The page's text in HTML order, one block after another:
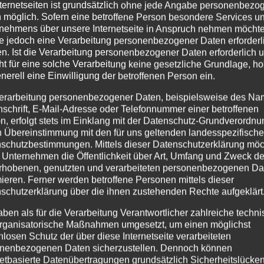
befristet.
warten auf Sie:
Anmeldungen für Amtshandlungen entgegen, bereiten
und Dimissoriale vor und verarbeiten die Daten im
Plan für Gottesdienste und Musikalische Vespern
Küster- und Lektoren-Teams.
Liedzettel, Plakate und gestalten den Schaukasten.
nehmen Sie Telefonate entgegen, öffnen und
Mails.
digitalen Veranstaltungs- und Raumnutzungskalender.
für Raumvermietungen.
und beschaffen Büromaterial und gottesdienstliche
uns:
ist grundsätzlich ohne jede Angabe
möglich. Sofern eine betroffene Person besondere Services
über unsere Internetseite in Anspruch nehmen
jedoch eine Verarbeitung personenbezogener Daten
Ist die Verarbeitung personenbezogener Daten erforderlich
für eine solche Verarbeitung keine gesetzliche Grundlage,
eine Einwilligung der betroffenen Person ein.
personenbezogener Daten, beispielsweise des
E-Mail-Adresse oder Telefonnummer einer betroffenen
erfolgt stets im Einklang mit der Datenschutz-
Übereinstimmung mit den für uns geltenden
Mittels dieser Datenschutzerklärung
Unternehmen die Öffentlichkeit über Art, Umfang und Zweck
genutzten und verarbeiteten personenbezogenen
Ferner werden betroffene Personen mittels dieser
über die ihnen zustehenden Rechte aufgeklärt.
als für die Verarbeitung Verantwortlicher zahlreiche
Maßnahmen umgesetzt, um einen möglichst
Schutz der über diese Internetseite verarbeiteten
Daten sicherzustellen. Dennoch können
Datenübertragungen grundsätzlich Sicherheitslücken